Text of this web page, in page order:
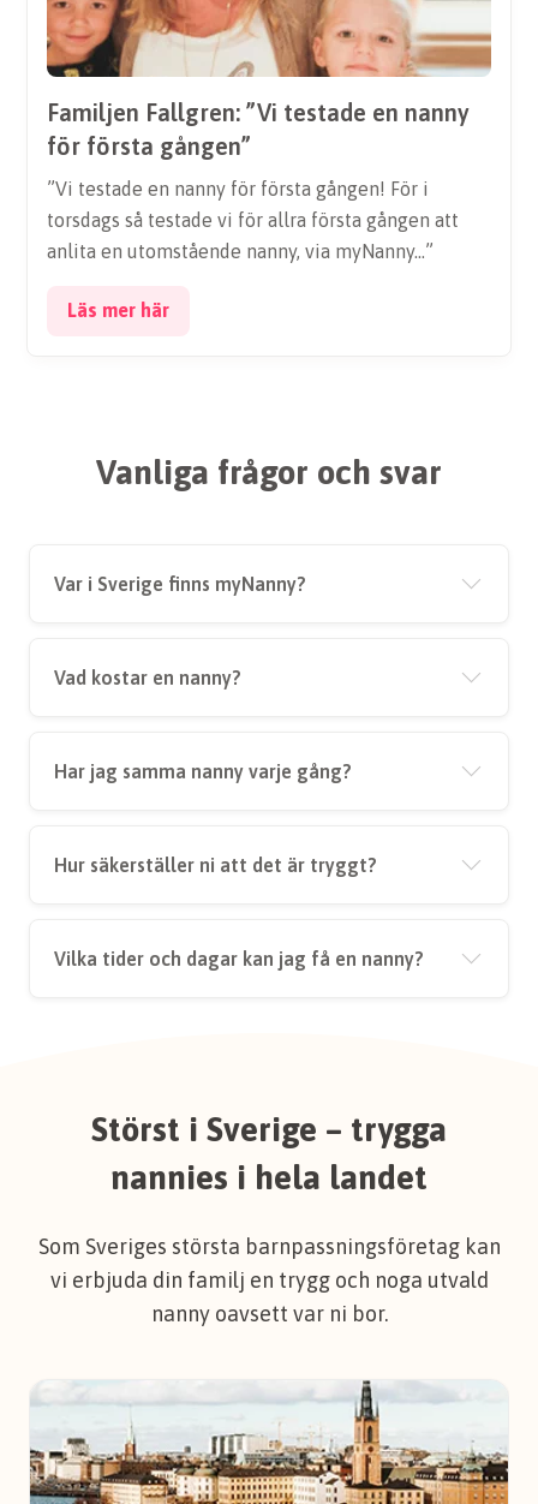
Familjen Fallgren: ”Vi testade en nanny
för första gången”
”Vi testade en nanny för första gången! För i
torsdags så testade vi för allra första gången att
anlita en utomstående nanny, via myNanny…”
Läs mer här
Vanliga frågor och svar
Var i Sverige finns myNanny?
Vad kostar en nanny?
Har jag samma nanny varje gång?
Hur säkerställer ni att det är tryggt?
Vilka tider och dagar kan jag få en nanny?
Störst i Sverige – trygga
nannies i hela landet
Som Sveriges största barnpassningsföretag kan
vi erbjuda din familj en trygg och noga utvald
nanny oavsett var ni bor.